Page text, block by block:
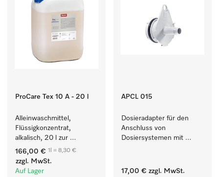
ProCare Tex 10 A - 20 l
Alleinwaschmittel,
Flüssigkonzentrat,
alkalisch, 20 l zur
Reinigung weißer Textilien
und farbechter
Buntwäsche.
166,00 € 1l = 8,30 €
zzgl. MwSt.
Auf Lager
APCL 015
Dosieradapter für den
Anschluss von
Dosiersystemen mit
17,00 € zzgl. MwSt.